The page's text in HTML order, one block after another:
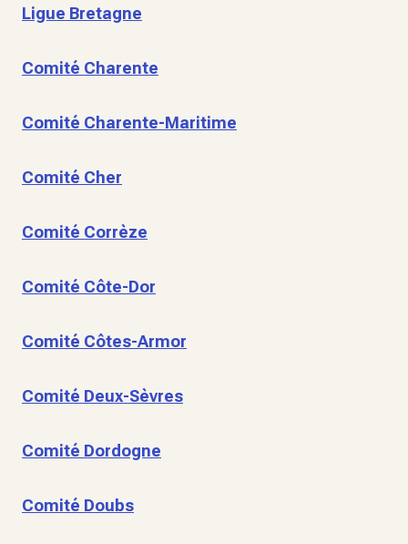
Ligue Bretagne
Comité Charente
Comité Charente-Maritime
Comité Cher
Comité Corrèze
Comité Côte-Dor
Comité Côtes-Armor
Comité Deux-Sèvres
Comité Dordogne
Comité Doubs